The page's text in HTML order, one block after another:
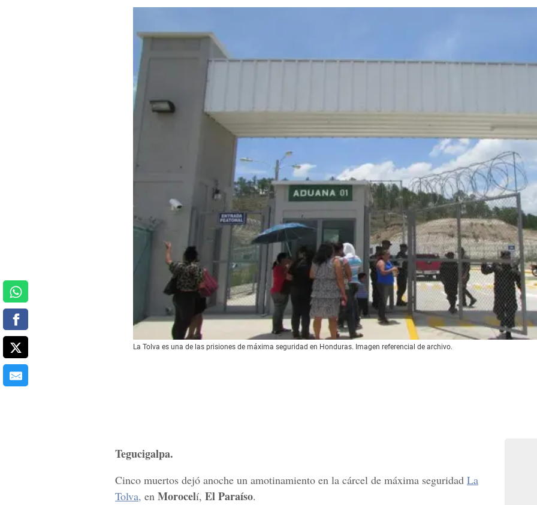
La Tolva es una de las prisiones de máxima seguridad en Honduras. Imagen referencial de archivo.
Tegucigalpa.
Cinco muertos dejó anoche un amotinamiento en la cárcel de máxima seguridad La
Tolva, en Morocelí, El Paraíso.